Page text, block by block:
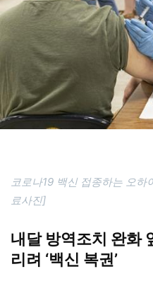
코로나19 백신 접종하는 오
료사진]
내달 방역조치 완화
리려 ‘백신 복권’